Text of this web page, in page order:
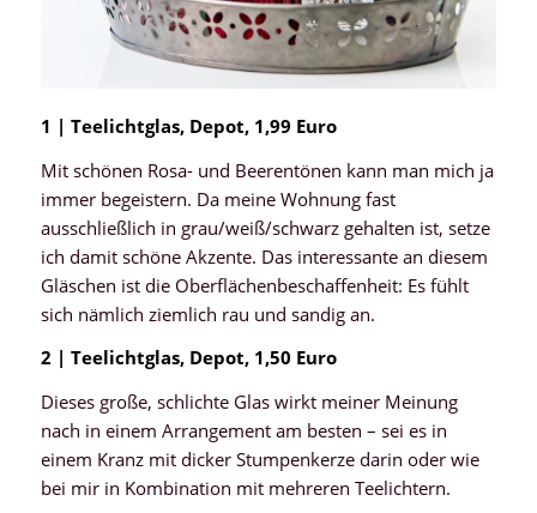
1 | Teelichtglas, Depot, 1,99 Euro
Mit schönen Rosa- und Beerentönen kann man mich ja
immer begeistern. Da meine Wohnung fast
ausschließlich in grau/weiß/schwarz gehalten ist, setze
ich damit schöne Akzente. Das interessante an diesem
Gläschen ist die Oberflächenbeschaffenheit: Es fühlt
sich nämlich ziemlich rau und sandig an.
2 | Teelichtglas, Depot, 1,50 Euro
Dieses große, schlichte Glas wirkt meiner Meinung
nach in einem Arrangement am besten – sei es in
einem Kranz mit dicker Stumpenkerze darin oder wie
bei mir in Kombination mit mehreren Teelichtern.